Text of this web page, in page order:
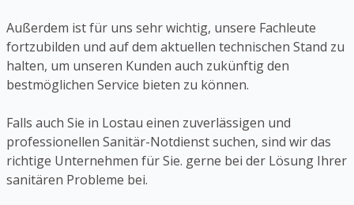
Außerdem ist für uns sehr wichtig, unsere Fachleute
fortzubilden und auf dem aktuellen technischen Stand zu
halten, um unseren Kunden auch zukünftig den
bestmöglichen Service bieten zu können.
Falls auch Sie in Lostau einen zuverlässigen und
professionellen Sanitär-Notdienst suchen, sind wir das
richtige Unternehmen für Sie. gerne bei der Lösung Ihrer
sanitären Probleme bei.